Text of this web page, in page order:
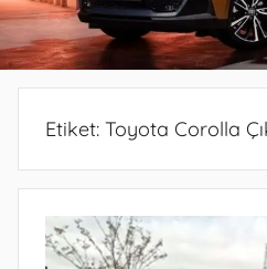
Etiket: Toyota Corolla